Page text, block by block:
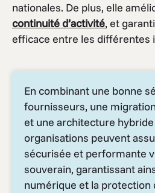
nationales. De plus, elle
continuité d’activité, et
efficace entre les différentes
En combinant une bonne
fournisseurs, une
et une architecture
organisations peuvent
sécurisée et performante
souverain, garantissant
numérique et la protection